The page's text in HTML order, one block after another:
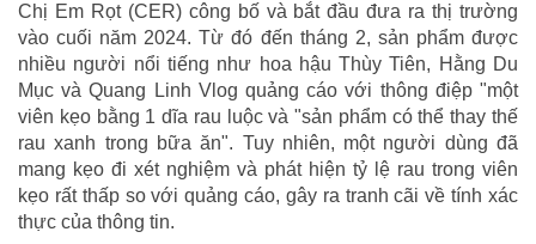
Chị Em Rọt (CER) công bố và bắt đầu đưa ra thị trường
vào cuối năm 2024. Từ đó đến tháng 2, sản phẩm được
nhiều người nổi tiếng như hoa hậu Thùy Tiên, Hằng Du
Mục và Quang Linh Vlog quảng cáo với thông điệp "một
viên kẹo bằng 1 dĩa rau luộc và "sản phẩm có thể thay thế
rau xanh trong bữa ăn". Tuy nhiên, một người dùng đã
mang kẹo đi xét nghiệm và phát hiện tỷ lệ rau trong viên
kẹo rất thấp so với quảng cáo, gây ra tranh cãi về tính xác
thực của thông tin.